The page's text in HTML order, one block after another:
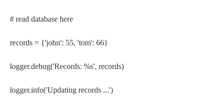
# read database here
records = {'john': 55, 'tom': 66}
logger.debug('Records: %s', records)
logger.info('Updating records ...')